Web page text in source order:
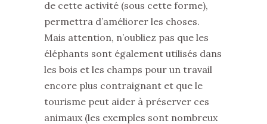
de cette activité (sous cette forme),
permettra d’améliorer les choses.
Mais attention, n’oubliez pas que les
éléphants sont également utilisés dans
les bois et les champs pour un travail
encore plus contraignant et que le
tourisme peut aider à préserver ces
animaux (les exemples sont nombreux